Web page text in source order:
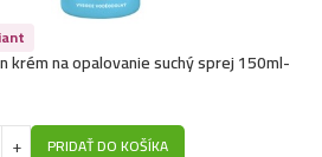
krém na opalovanie suchý sprej 150ml-
PRIDAŤ DO KOŠÍKA